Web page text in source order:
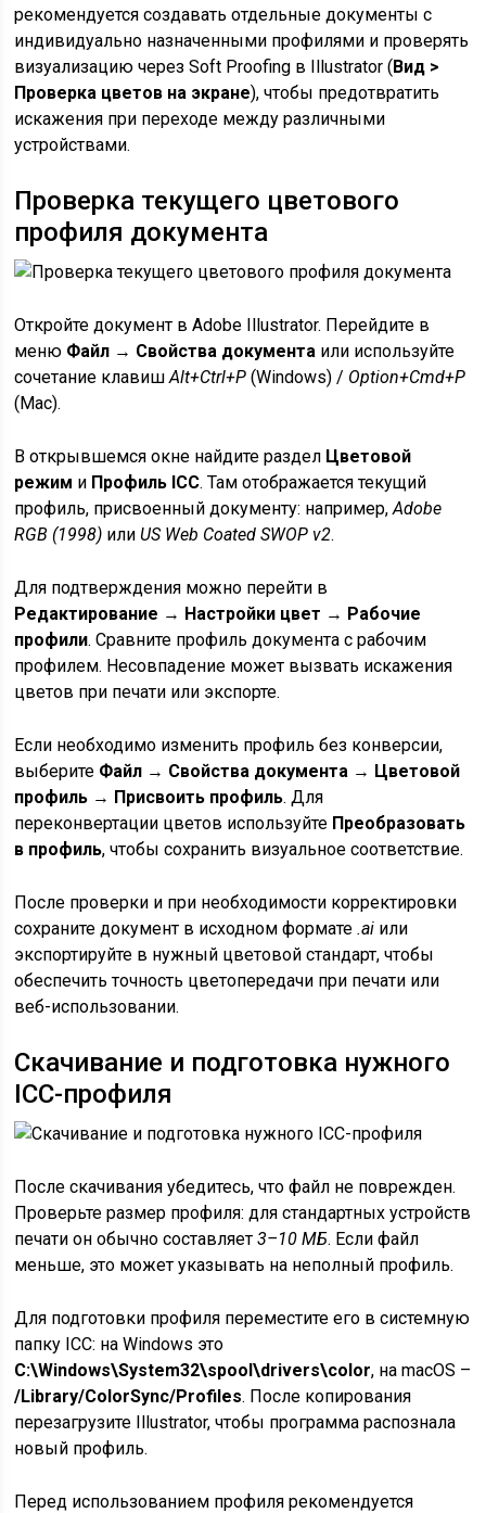
рекомендуется создавать отдельные документы с
индивидуально назначенными профилями и проверять
визуализацию через Soft Proofing в Illustrator (Вид >
Проверка цветов на экране), чтобы предотвратить
искажения при переходе между различными
устройствами.
Проверка текущего цветового
профиля документа
Откройте документ в Adobe Illustrator. Перейдите в
меню Файл → Свойства документа или используйте
сочетание клавишAlt+Ctrl+P (Windows) / Option+Cmd+P
(Mac).
В открывшемся окне найдите раздел Цветовой
режим и Профиль ICC. Там отображается текущий
профиль, присвоенный документу: например,Adobe
RGB (1998) или US Web Coated SWOP v2.
Для подтверждения можно перейти в
Редактирование → Настройки цвет → Рабочие
профили. Сравните профиль документа с рабочим
профилем. Несовпадение может вызвать искажения
цветов при печати или экспорте.
Если необходимо изменить профиль без конверсии,
выберите Файл → Свойства документа → Цветовой
профиль → Присвоить профиль. Для
переконвертации цветов используйте Преобразовать
в профиль, чтобы сохранить визуальное соответствие.
После проверки и при необходимости корректировки
сохраните документ в исходном формате.ai или
экспортируйте в нужный цветовой стандарт, чтобы
обеспечить точность цветопередачи при печати или
веб-использовании.
Скачивание и подготовка нужного
ICC-профиля
После скачивания убедитесь, что файл не поврежден.
Проверьте размер профиля: для стандартных устройств
печати он обычно составляет3–10 МБ. Если файл
меньше, это может указывать на неполный профиль.
Для подготовки профиля переместите его в системную
папку ICC: на Windows это
C:\Windows\System32\spool\drivers\color, на macOS –
/Library/ColorSync/Profiles. После копирования
перезагрузите Illustrator, чтобы программа распознала
новый профиль.
Перед использованием профиля рекомендуется